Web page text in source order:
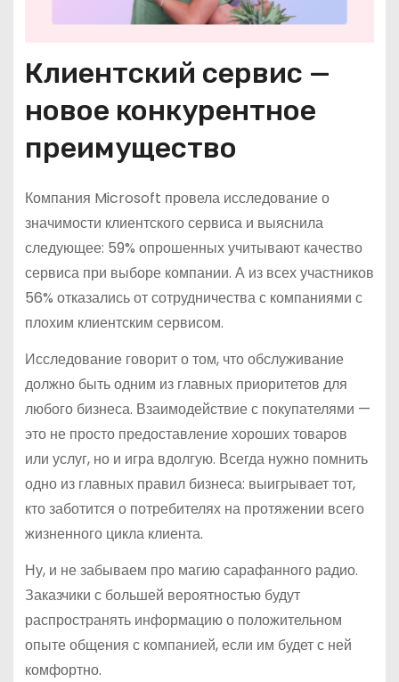
Клиентский сервис —
новое конкурентное
преимущество
Компания Microsoft провела исследование о
значимости клиентского сервиса и выяснила
следующее: 59% опрошенных учитывают качество
сервиса при выборе компании. А из всех участников
56% отказались от сотрудничества с компаниями с
плохим клиентским сервисом.
Исследование говорит о том, что обслуживание
должно быть одним из главных приоритетов для
любого бизнеса. Взаимодействие с покупателями —
это не просто предоставление хороших товаров
или услуг, но и игра вдолгую. Всегда нужно помнить
одно из главных правил бизнеса: выигрывает тот,
кто заботится о потребителях на протяжении всего
жизненного цикла клиента.
Ну, и не забываем про магию сарафанного радио.
Заказчики с большей вероятностью будут
распространять информацию о положительном
опыте общения с компанией, если им будет с ней
комфортно.